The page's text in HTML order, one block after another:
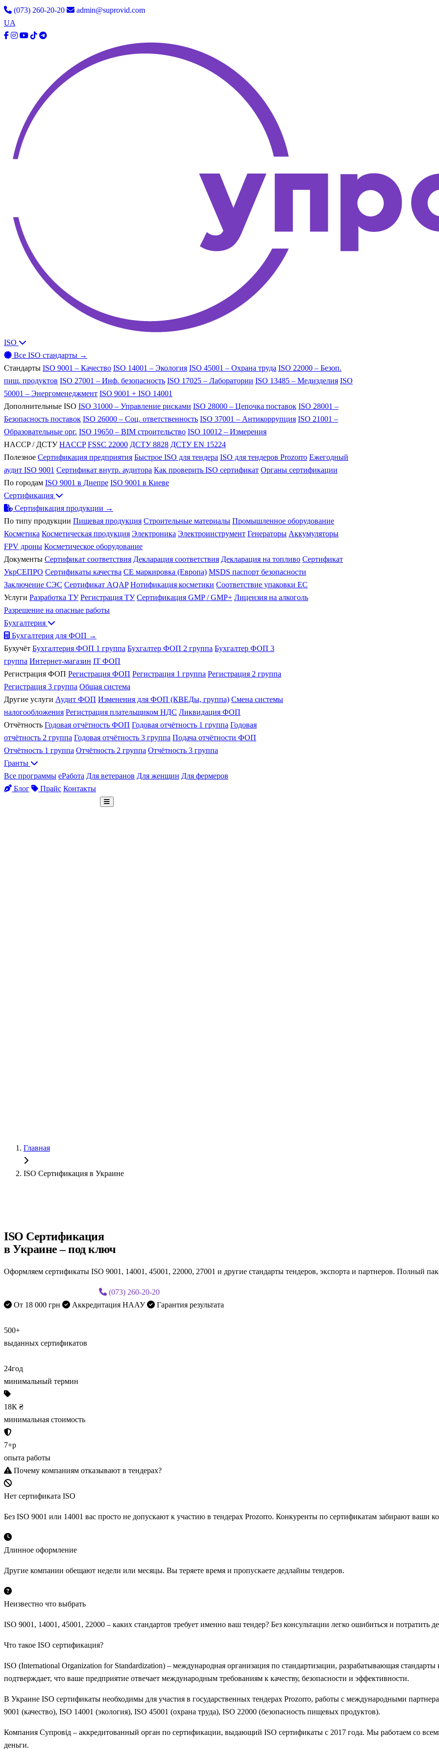
(073) 260-20-20
admin@suprovid.com
UA
ISO
Все ISO стандарты →
Стандарты ISO 9001 – Качество ISO 14001 – Экология ISO 45001 – Охрана труда ISO 22000 – Безоп.
пищ. продуктов ISO 27001 – Инф. безопасность ISO 17025 – Лаборатории ISO 13485 – Медизделия ISO
50001 – Энергоменеджмент ISO 9001 + ISO 14001
Дополнительные ISO ISO 31000 – Управление рисками ISO 28000 – Цепочка поставок ISO 28001 –
Безопасность поставок ISO 26000 – Соц. ответственность ISO 37001 – Антикоррупция ISO 21001 –
Образовательные орг. ISO 19650 – BIM строительство ISO 10012 – Измерения
HACCP / ДСТУ HACCP FSSC 22000 ДСТУ 8828 ДСТУ EN 15224
Полезное Сертификация предприятия Быстрое ISO для тендера ISO для тендеров Prozorro Ежегодный
аудит ISO 9001 Сертификат внутр. аудитора Как проверить ISO сертификат Органы сертификации
По городам ISO 9001 в Днепре ISO 9001 в Киеве
Сертификация
Сертификация продукции →
По типу продукции Пищевая продукция Строительные материалы Промышленное оборудование
Косметика Косметическая продукция Электроника Электроинструмент Генераторы Аккумуляторы
FPV дроны Косметическое оборудование
Документы Сертификат соответствия Декларация соответствия Декларация на топливо Сертификат
УкрСЕПРО Сертификаты качества CE маркировка (Европа) MSDS паспорт безопасности
Заключение СЭС Сертификат AQAP Нотификация косметики Соответствие упаковки ЕС
Услуги Разработка ТУ Регистрация ТУ Сертификация GMP / GMP+ Лицензия на алкоголь
Разрешение на опасные работы
Бухгалтерия
Бухгалтерия для ФОП →
Бухучёт Бухгалтерия ФОП 1 группа Бухгалтер ФОП 2 группа Бухгалтер ФОП 3
группа Интернет-магазин IT ФОП
Регистрация ФОП Регистрация ФОП Регистрация 1 группа Регистрация 2 группа
Регистрация 3 группа Общая система
Другие услуги Аудит ФОП Изменения для ФОП (КВЕДы, группа) Смена системы
налогообложения Регистрация плательщиком НДС Ликвидация ФОП
Отчётность Годовая отчётность ФОП Годовая отчётность 1 группа Годовая
отчётность 2 группа Годовая отчётность 3 группа Подача отчётности ФОП
Отчётность 1 группа Отчётность 2 группа Отчётность 3 группа
Гранты
Все программы еРабота Для ветеранов Для женщин Для фермеров
Блог
Прайс Контакты
Главная
ISO Сертификация в Украине
ISO Сертификация
в Украине –под ключ
Оформляем сертификаты ISO 9001, 14001, 45001, 22000, 27001 и другие стандарты тендеров, экспорта и партнеров. Полный
(073) 260-20-20
От 18 000 грн
Аккредитация НААУ Гарантия результата
500+
выданных сертификатов
24год
минимальный термин
18К ₴
минимальная стоимость
7+р
опыта работы
Почему компаниям отказывают в тендерах?
Нет сертификата ISO
Без ISO 9001 или 14001 вас просто не допускают к участию в тендерах Prozorro. Конкуренты по сертификатам забирают ваши
Длинное оформление
Другие компании обещают недели или месяцы. Вы теряете время и пропускаете дедлайны тендеров.
Неизвестно что выбрать
ISO 9001, 14001, 45001, 22000 – каких стандартов требует именно ваш тендер? Без консультации легко ошибиться и потратить
Что такое ISO сертификация?
ISO (International Organization for Standardization) – международная организация по стандартизации, разрабатывающая
подтверждает, что ваше предприятие отвечает международным требованиям к качеству, безопасности и эффективности.
В Украине ISO сертификаты необходимы для участия в государственных тендерах Prozorro, работы с международными
9001 (качество), ISO 14001 (экология), ISO 45001 (охрана труда), ISO 22000 (безопасность пищевых продуктов).
Компания Супровід – аккредитованный орган по сертификации, выдающий ISO сертификаты с 2017 года. Мы работаем со
деньги.